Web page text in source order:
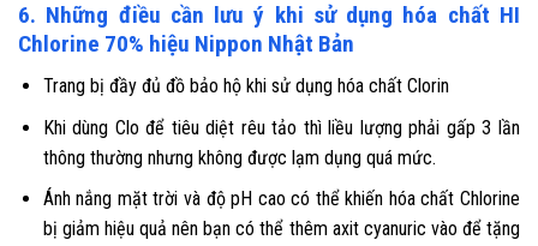
6. Những điều cần lưu ý khi sử dụng hóa chất HI
Chlorine 70% hiệu Nippon Nhật Bản
Trang bị đầy đủ đồ bảo hộ khi sử dụng hóa chất Clorin
Khi dùng Clo để tiêu diệt rêu tảo thì liều lượng phải gấp 3 lần
thông thường nhưng không được lạm dụng quá mức.
Ánh nắng mặt trời và độ pH cao có thể khiến hóa chất Chlorine
bị giảm hiệu quả nên bạn có thể thêm axit cyanuric vào để tặng